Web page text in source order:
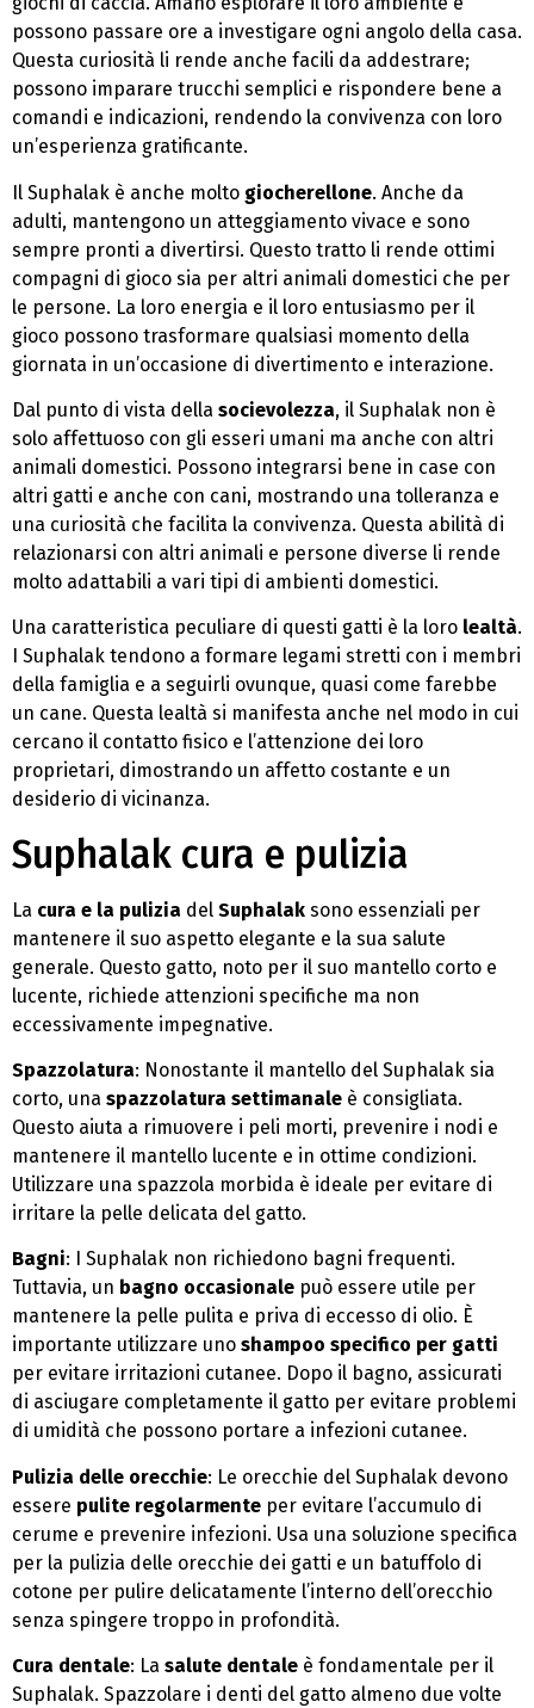
possono passare ore a investigare ogni angolo della casa.
Questa curiosità li rende anche facili da addestrare;
possono imparare trucchi semplici e rispondere bene a
comandi e indicazioni, rendendo la convivenza con loro
un’esperienza gratificante.
Il Suphalak è anche molto giocherellone. Anche da
adulti, mantengono un atteggiamento vivace e sono
sempre pronti a divertirsi. Questo tratto li rende ottimi
compagni di gioco sia per altri animali domestici che per
le persone. La loro energia e il loro entusiasmo per il
gioco possono trasformare qualsiasi momento della
giornata in un’occasione di divertimento e interazione.
Dal punto di vista della socievolezza, il Suphalak non è
solo affettuoso con gli esseri umani ma anche con altri
animali domestici. Possono integrarsi bene in case con
altri gatti e anche con cani, mostrando una tolleranza e
una curiosità che facilita la convivenza. Questa abilità di
relazionarsi con altri animali e persone diverse li rende
molto adattabili a vari tipi di ambienti domestici.
Una caratteristica peculiare di questi gatti è la loro lealtà.
I Suphalak tendono a formare legami stretti con i membri
della famiglia e a seguirli ovunque, quasi come farebbe
un cane. Questa lealtà si manifesta anche nel modo in cui
cercano il contatto fisico e l’attenzione dei loro
proprietari, dimostrando un affetto costante e un
desiderio di vicinanza.
Suphalak cura e pulizia
La cura e la pulizia del Suphalak sono essenziali per
mantenere il suo aspetto elegante e la sua salute
generale. Questo gatto, noto per il suo mantello corto e
lucente, richiede attenzioni specifiche ma non
eccessivamente impegnative.
Spazzolatura: Nonostante il mantello del Suphalak sia
corto, una spazzolatura settimanale è consigliata.
Questo aiuta a rimuovere i peli morti, prevenire i nodi e
mantenere il mantello lucente e in ottime condizioni.
Utilizzare una spazzola morbida è ideale per evitare di
irritare la pelle delicata del gatto.
Bagni: I Suphalak non richiedono bagni frequenti.
Tuttavia, un bagno occasionale può essere utile per
mantenere la pelle pulita e priva di eccesso di olio. È
importante utilizzare uno shampoo specifico per gatti
per evitare irritazioni cutanee. Dopo il bagno, assicurati
di asciugare completamente il gatto per evitare problemi
di umidità che possono portare a infezioni cutanee.
Pulizia delle orecchie: Le orecchie del Suphalak devono
essere pulite regolarmente per evitare l’accumulo di
cerume e prevenire infezioni. Usa una soluzione specifica
per la pulizia delle orecchie dei gatti e un batuffolo di
cotone per pulire delicatamente l’interno dell’orecchio
senza spingere troppo in profondità.
Cura dentale: La salute dentale è fondamentale per il
Suphalak. Spazzolare i denti del gatto almeno due volte